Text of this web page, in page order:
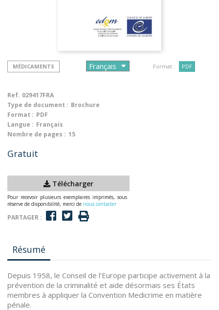
MÉDICAMENTS Format : PDF
Ref. 029417FRA
Type de document : Brochure
Format : PDF
Langue : Français
Nombre de pages : 15
Gratuit
Télécharger
Pour recevoir plusieurs exemplaires imprimés, sous
réserve de disponibilité, merci de nous contacter
PARTAGER :
Résumé
Depuis 1958, le Conseil de l’Europe participe activement à la
prévention de la criminalité et aide désormais ses États
membres à appliquer la Convention Medicrime en matière
pénale.